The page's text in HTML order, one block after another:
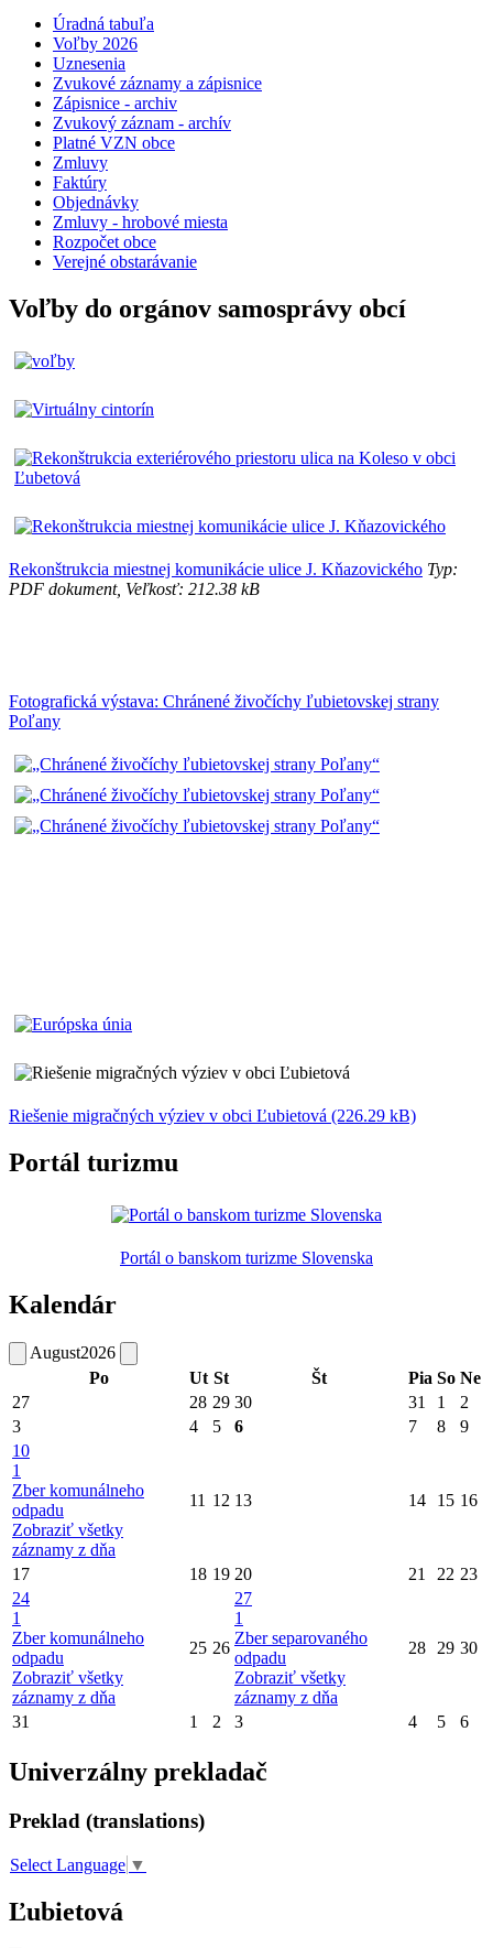
Úradná tabuľa
Voľby 2026
Uznesenia
Zvukové záznamy a zápisnice
Zápisnice - archiv
Zvukový záznam - archív
Platné VZN obce
Zmluvy
Faktúry
Objednávky
Zmluvy - hrobové miesta
Rozpočet obce
Verejné obstarávanie
Voľby do orgánov samosprávy obcí
Rekonštrukcia miestnej komunikácie ulice J. Kňazovického Typ:
PDF dokument, Veľkosť: 212.38 kB
Fotografická výstava: Chránené živočíchy ľubietovskej strany
Poľany
Riešenie migračných výziev v obci Ľubietová (226.29 kB)
Portál turizmu
Portál o banskom turizme Slovenska
Kalendár
August2026
Po
Ut St Št Pia So Ne
27
28 29 30 31 1
2
3
4 5 6 7 8
9
10
1
Zber komunálneho
odpadu
Zobraziť všetky
záznamy z dňa
11 12 13 14 15 16
17 18 19 20 21 22 23
24
1
Zber komunálneho
odpadu
Zobraziť všetky
záznamy z dňa
25 26
27
1
Zber separovaného
odpadu
Zobraziť všetky
záznamy z dňa
28 29 30
31 1 2 3 4 5 6
Univerzálny prekladač
Preklad (translations)
Select Language ▼
Ľubietová